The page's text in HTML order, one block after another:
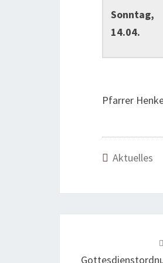
Sonntag,
14.04.
Pfarrer
Aktuelles